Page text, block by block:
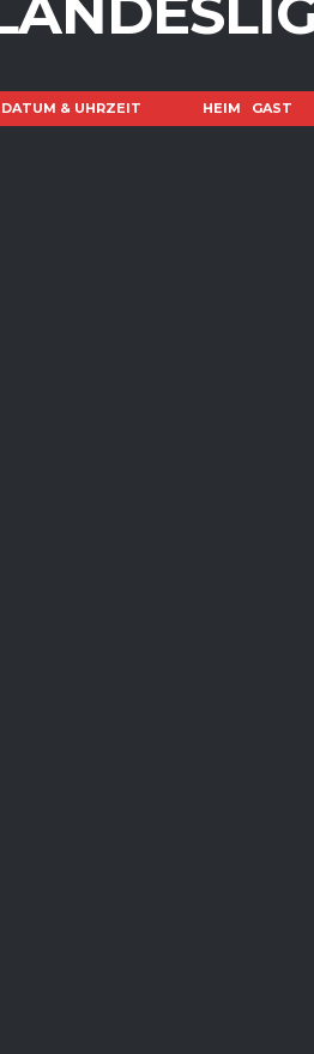
DATUM & UHRZEIT HEIM GAST
am Samstag, den 02.12.23, in der
gegen den Herner EV gespielt. Es war
mit 3:2 verloren ging.
ging in der ersten Hälfte mit 1:0 in
glichen kurz darauf zum 1:1 aus.
hinnehmen und lagen mit 2:1
wir gaben nicht auf und erzielten in
3:2. Leider reichte die Zeit nicht mehr
auf die Leistung unserer Mannschaft,